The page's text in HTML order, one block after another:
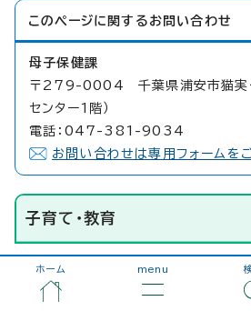
このページに関する お問い合わせ
母子保健課
〒279-0004 千葉県浦安市猫実
センター1階）
電話：047-381-9034
お問い合わせは専用フォームを
子育て・教育
ホーム menu